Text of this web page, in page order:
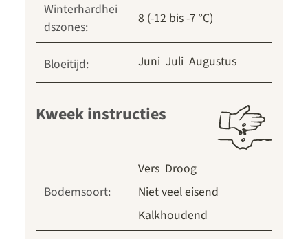
Winterhardhei
dszones:
8 (-12 bis -7 °C)
Bloeitijd: Juni Juli Augustus
Kweek instructies
Bodemsoort:
Vers Droog
Niet veel eisend
Kalkhoudend